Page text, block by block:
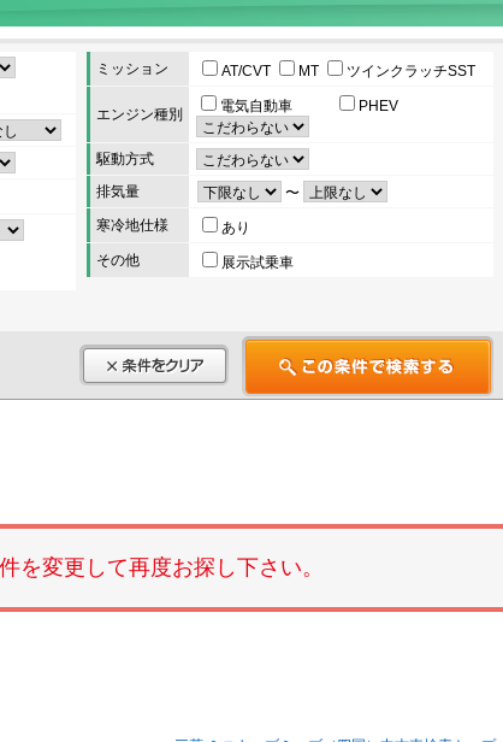
ミッション AT/CVT MT ツインクラッチSST
エンジン種別 電気自動車 PHEV
駆動方式
排気量
〜
寒冷地仕様
あり
その他
展示試乗車
を変更して再度お探し下さい。